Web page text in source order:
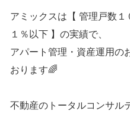
アミックスは【 管理戸数
１％以下 】の実績で、
アパート管理・資産運用の
おります🌈
不動産のトータルコンサル